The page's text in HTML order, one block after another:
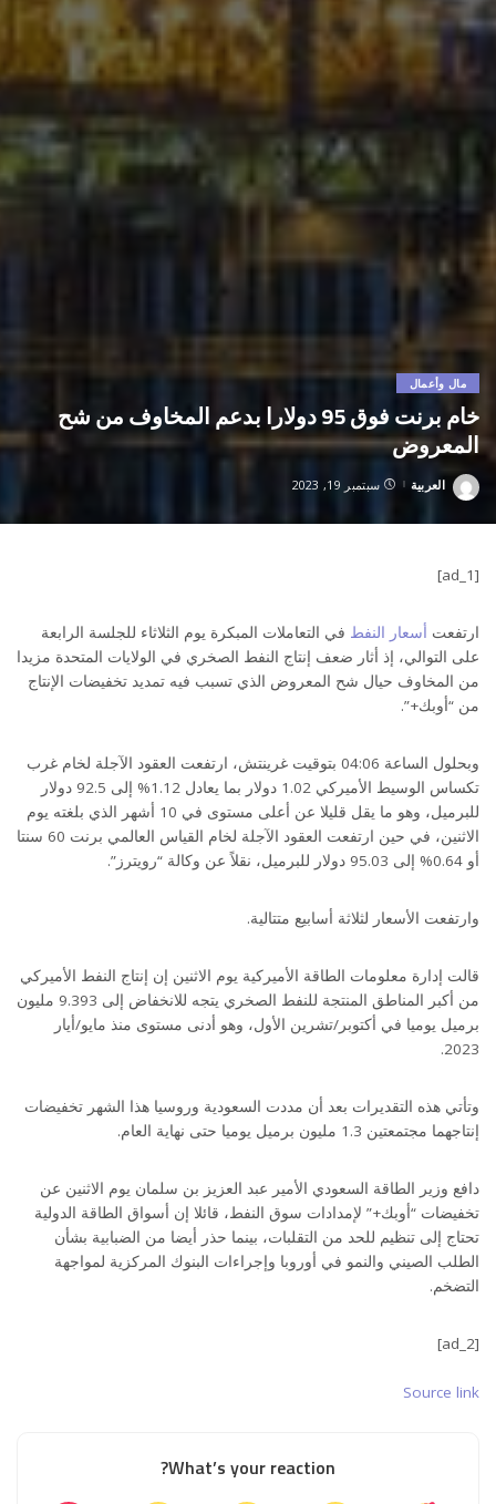
مال وأعمال
خام برنت فوق 95 دولارا بدعم المخاوف من شح
المعروض
Posted
العربية سبتمبر 19, 2023
[ad_1]
ارتفعت أسعار النفط في التعاملات المبكرة يوم الثلاثاء للجلسة الرابعة
على التوالي، إذ أثار ضعف إنتاج النفط الصخري في الولايات المتحدة مزيدا
من المخاوف حيال شح المعروض الذي تسبب فيه تمديد تخفيضات الإنتاج
من “أوبك+”.
وبحلول الساعة 04:06 بتوقيت غرينتش، ارتفعت العقود الآجلة لخام غرب
تكساس الوسيط الأميركي 1.02 دولار بما يعادل 1.12% إلى 92.5 دولار
للبرميل، وهو ما يقل قليلا عن أعلى مستوى في 10 أشهر الذي بلغته يوم
الاثنين، في حين ارتفعت العقود الآجلة لخام القياس العالمي برنت 60 سنتا
أو 0.64% إلى 95.03 دولار للبرميل، نقلاً عن وكالة “رويترز”.
وارتفعت الأسعار لثلاثة أسابيع متتالية.
قالت إدارة معلومات الطاقة الأميركية يوم الاثنين إن إنتاج النفط الأميركي
من أكبر المناطق المنتجة للنفط الصخري يتجه للانخفاض إلى 9.393 مليون
برميل يوميا في أكتوبر/تشرين الأول، وهو أدنى مستوى منذ مايو/أيار
2023.
وتأتي هذه التقديرات بعد أن مددت السعودية وروسيا هذا الشهر تخفيضات
إنتاجهما مجتمعتين 1.3 مليون برميل يوميا حتى نهاية العام.
دافع وزير الطاقة السعودي الأمير عبد العزيز بن سلمان يوم الاثنين عن
تخفيضات “أوبك+” لإمدادات سوق النفط، قائلا إن أسواق الطاقة الدولية
تحتاج إلى تنظيم للحد من التقلبات، بينما حذر أيضا من الضبابية بشأن
الطلب الصيني والنمو في أوروبا وإجراءات البنوك المركزية لمواجهة
التضخم.
[ad_2]
Source link
What’s your reaction?